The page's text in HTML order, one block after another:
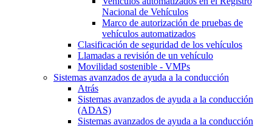
Nacional de Vehículos
Marco de autorización de pruebas de
vehículos automatizados
Clasificación de seguridad de los vehículos
Llamadas a revisión de un vehículo
Movilidad sostenible - VMPs
Sistemas avanzados de ayuda a la conducción
Atrás
Sistemas avanzados de ayuda a la conducción
(ADAS)
Sistemas avanzados de ayuda a la conducción